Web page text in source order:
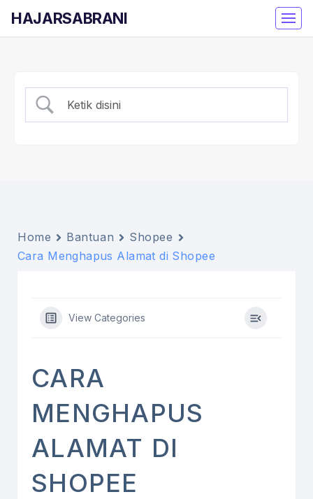
HAJARSABRANI
Home Bantuan
Shopee
Cara Menghapus Alamat di Shopee
View Categories
CARA
MENGHAPUS
ALAMAT DI
SHOPEE